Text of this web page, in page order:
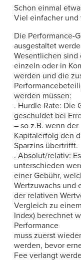
Schon einmal
Viel einfacher und
Die Performance-
ausgestaltet
Wesentlichen sind
einzeln oder in
werden und die
werden müssen:
. Hurdle Rate: Die
geschuldet bei
– so z.B. wenn der
Kapitalerfolg den
Sparzins übertrifft.
. Absolut/relativ:
unterschieden
einer Gebühr,
Wertzuwachs und
der relativen
Vergleich zu
Index) berechnet
Performance
muss zuerst
werden, bevor
Fee verlangt